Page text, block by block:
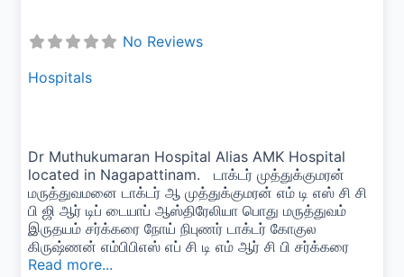
No Reviews
Hospitals
Dr Muthukumaran Hospital Alias AMK Hospital
located in Nagapattinam. டாக்டர் முத்துக்குமரன்
மருத்துவமனை டாக்டர் ஆ முத்துக்குமரன் எம் டி எஸ் சி சி
பி ஜி ஆர் டிப் டையாப் ஆஸ்திரேலியா பொது மருத்துவம்
இருதயம் சர்க்கரை நோய் நிபுணர் டாக்டர் கோகுல
கிருஷ்ணன் எம்பிபிஎஸ் எப் சி டி எம் ஆர் சி பி சர்க்கரை
Read more...